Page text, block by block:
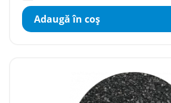
Adaugă în coş